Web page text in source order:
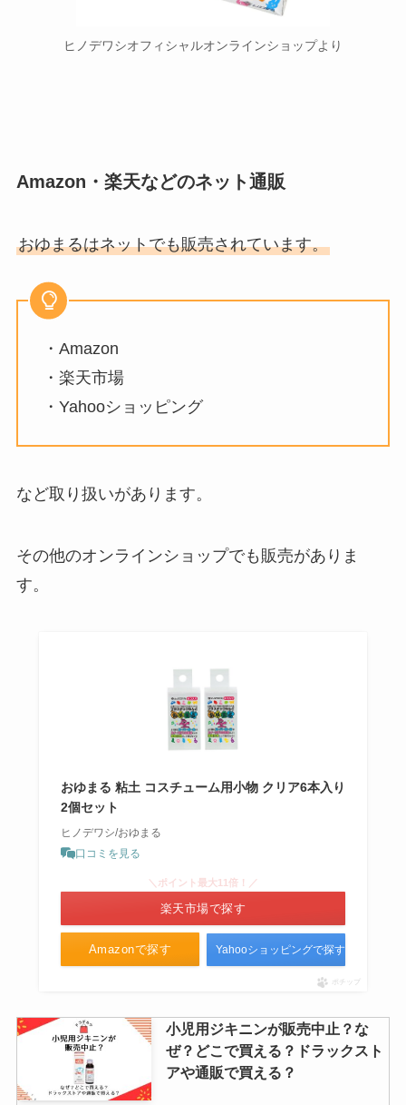
ヒノデワシオフィシャルオンラインショップより
Amazon・楽天などのネット通販
おゆまるはネットでも販売されています。
・Amazon
・楽天市場
・Yahooショッピング
など取り扱いがあります。
その他のオンラインショップでも販売がありま
す。
おゆまる 粘土 コスチューム用小物 クリア6本入り
2個セット
ヒノデワシ/おゆまる
口コミを見る
Amazonで探す
＼ポイント最大11倍！／
楽天市場で探す
Yahooショッピングで探す
ポチップ
小児用ジキニンが販売中止？な
ぜ？どこで買える？ドラックスト
アや通販で買える？